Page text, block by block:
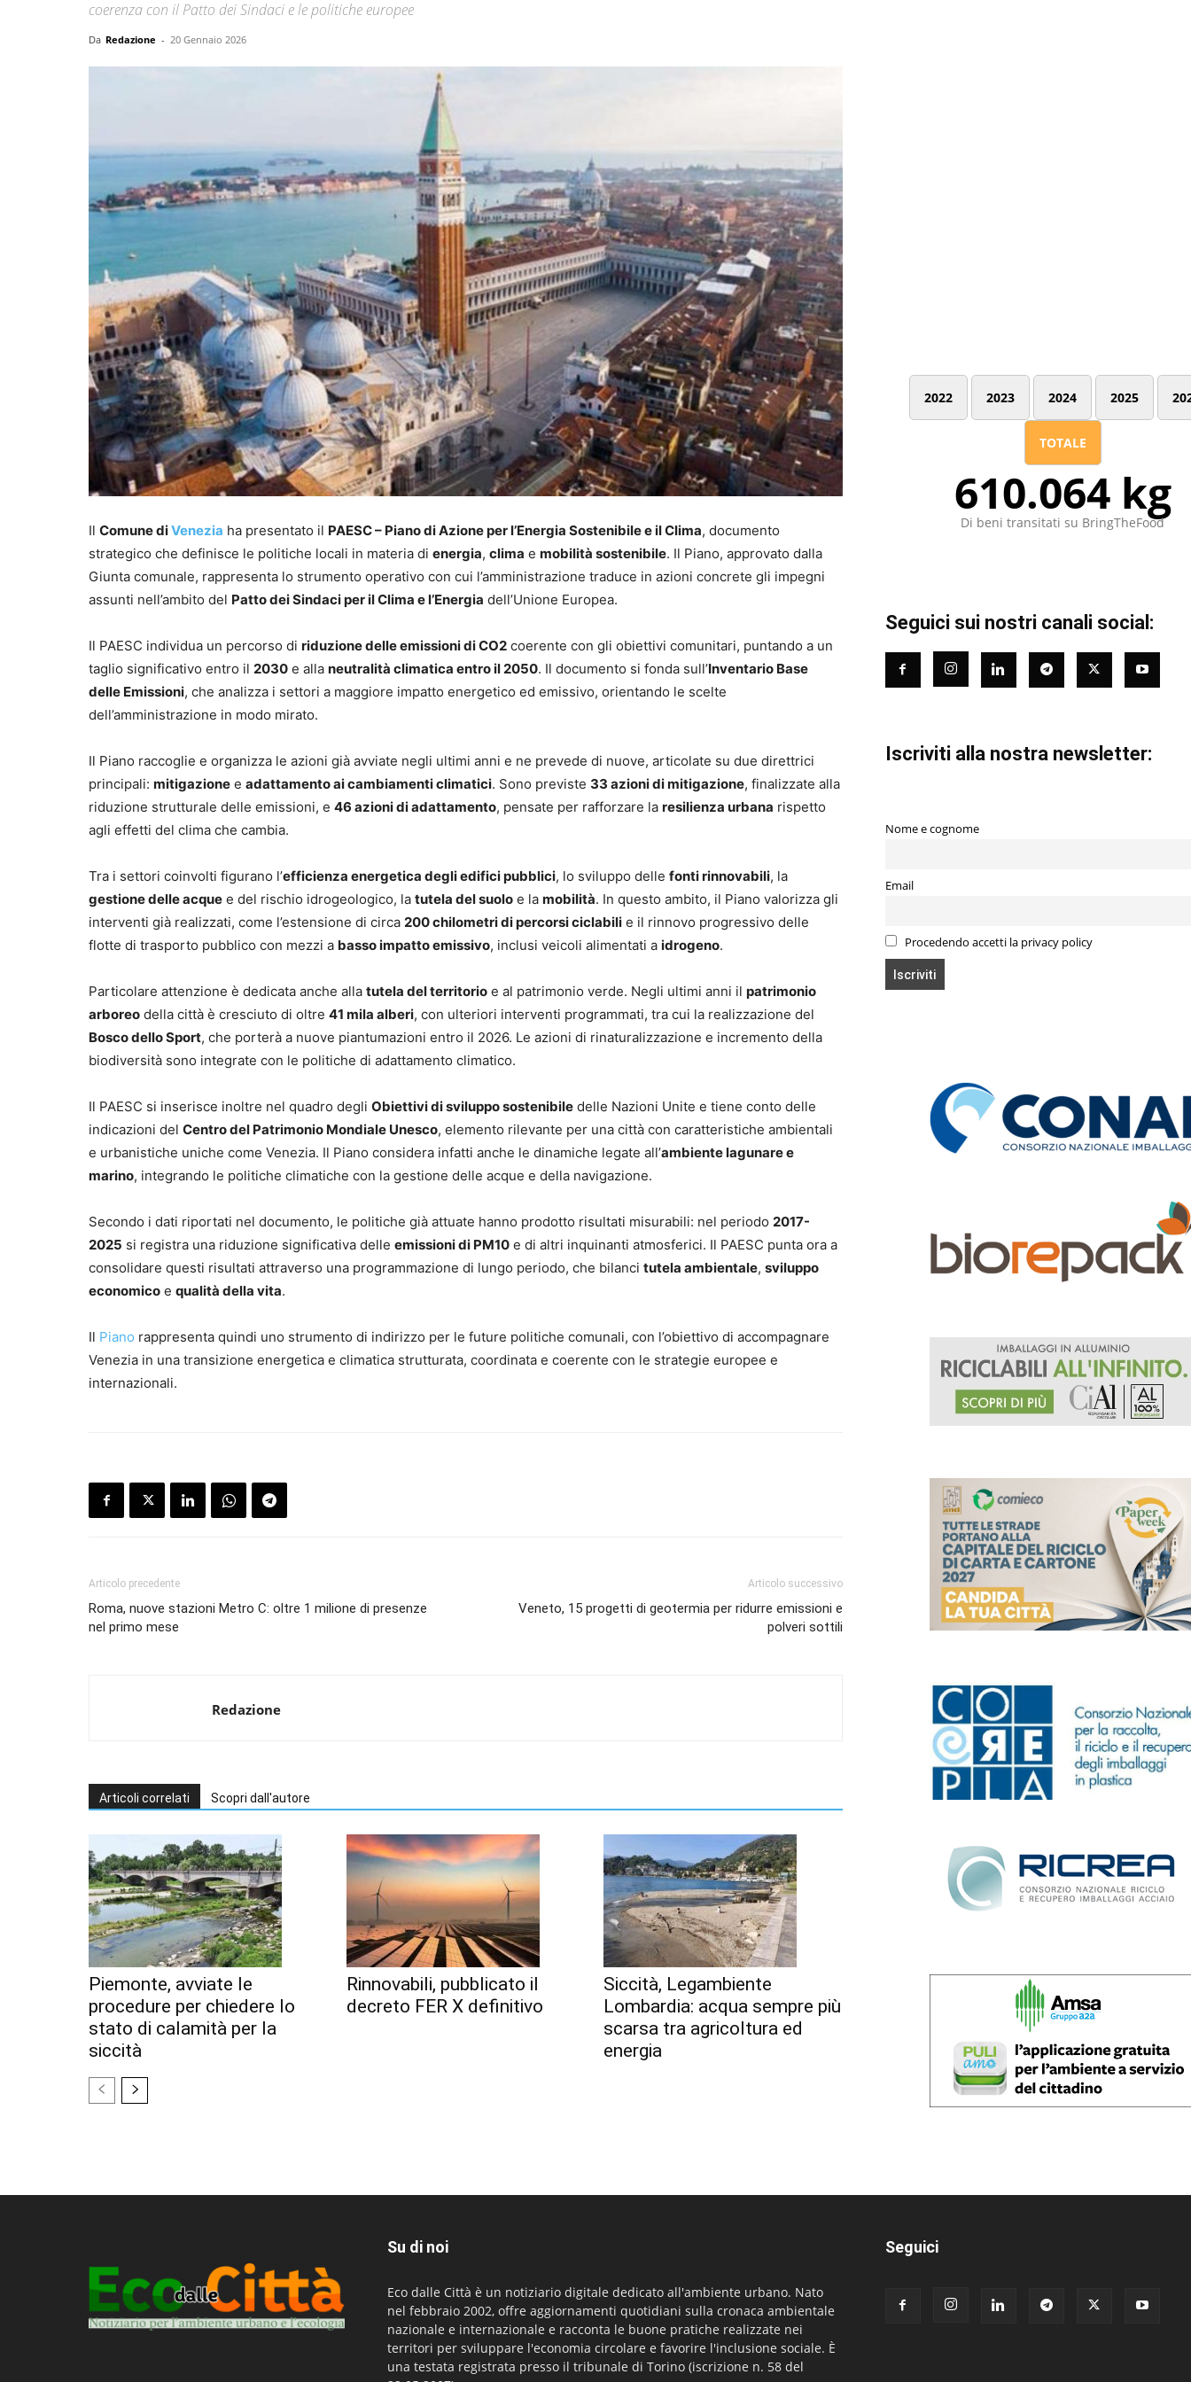
coerenza con il Patto dei Sindaci e le politiche europee
Da Redazione - 20 Gennaio 2026
Il Comune diVenezia ha presentato il PAESC – Piano di Azione per l’Energia Sostenibile e il Clima, documento
strategico che definisce le politiche locali in materia di energia, clima e mobilità sostenibile. Il Piano, approvato dalla
Giunta comunale, rappresenta lo strumento operativo con cui l’amministrazione traduce in azioni concrete gli impegni
assunti nell’ambito del Patto dei Sindaci per il Clima e l’Energia dell’Unione Europea.
Il PAESC individua un percorso di riduzione delle emissioni di CO2 coerente con gli obiettivi comunitari, puntando a un
taglio significativo entro il 2030 e alla neutralità climatica entro il 2050. Il documento si fonda sull’Inventario Base
delle Emissioni, che analizza i settori a maggiore impatto energetico ed emissivo, orientando le scelte
dell’amministrazione in modo mirato.
Il Piano raccoglie e organizza le azioni già avviate negli ultimi anni e ne prevede di nuove, articolate su due direttrici
principali: mitigazione e adattamento ai cambiamenti climatici. Sono previste 33 azioni di mitigazione, finalizzate alla
riduzione strutturale delle emissioni, e 46 azioni di adattamento, pensate per rafforzare la resilienza urbana rispetto
agli effetti del clima che cambia.
Tra i settori coinvolti figurano l’efficienza energetica degli edifici pubblici, lo sviluppo delle fonti rinnovabili, la
gestione delle acque e del rischio idrogeologico, la tutela del suolo e la mobilità. In questo ambito, il Piano valorizza gli
interventi già realizzati, come l’estensione di circa 200 chilometri di percorsi ciclabili e il rinnovo progressivo delle
flotte di trasporto pubblico con mezzi a basso impatto emissivo, inclusi veicoli alimentati a idrogeno.
Particolare attenzione è dedicata anche alla tutela del territorio e al patrimonio verde. Negli ultimi anni il patrimonio
arboreo della città è cresciuto di oltre 41 mila alberi, con ulteriori interventi programmati, tra cui la realizzazione del
Bosco dello Sport, che porterà a nuove piantumazioni entro il 2026. Le azioni di rinaturalizzazione e incremento della
biodiversità sono integrate con le politiche di adattamento climatico.
Il PAESC si inserisce inoltre nel quadro degli Obiettivi di sviluppo sostenibile delle Nazioni Unite e tiene conto delle
indicazioni del Centro del Patrimonio Mondiale Unesco, elemento rilevante per una città con caratteristiche ambientali
e urbanistiche uniche come Venezia. Il Piano considera infatti anche le dinamiche legate all’ambiente lagunare e
marino, integrando le politiche climatiche con la gestione delle acque e della navigazione.
Secondo i dati riportati nel documento, le politiche già attuate hanno prodotto risultati misurabili: nel periodo 2017-
2025 si registra una riduzione significativa delle emissioni di PM10 e di altri inquinanti atmosferici. Il PAESC punta ora a
consolidare questi risultati attraverso una programmazione di lungo periodo, che bilanci tutela ambientale, sviluppo
economico e qualità della vita.
Il Piano rappresenta quindi uno strumento di indirizzo per le future politiche comunali, con l’obiettivo di accompagnare
Venezia in una transizione energetica e climatica strutturata, coordinata e coerente con le strategie europee e
internazionali.
Articolo precedente
Roma, nuove stazioni Metro C: oltre 1 milione di presenze
nel primo mese
Articolo successivo
Veneto, 15 progetti di geotermia per ridurre emissioni e
polveri sottili
Redazione
Articoli correlati Scopri dall'autore
Piemonte, avviate le
procedure per chiedere lo
stato di calamità per la
siccità
Rinnovabili, pubblicato il
decreto FER X definitivo
Siccità, Legambiente
Lombardia: acqua sempre più
scarsa tra agricoltura ed
energia
2022 2023 2024 2025
TOTALE
610.064 kg
Di beni transitati su BringTheFood
Seguici sui nostri canali social:
Iscriviti alla nostra newsletter:
Nome e cognome
Email
Procedendo accetti la privacy policy
Su di noi
Eco dalle Città è un notiziario digitale dedicato all'ambiente urbano. Nato
nel febbraio 2002, offre aggiornamenti quotidiani sulla cronaca ambientale
nazionale e internazionale e racconta le buone pratiche realizzate nei
territori per sviluppare l'economia circolare e favorire l'inclusione sociale. È
una testata registrata presso il tribunale di Torino (iscrizione n. 58 del
Seguici